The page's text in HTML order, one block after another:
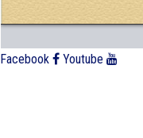
Facebook Youtube